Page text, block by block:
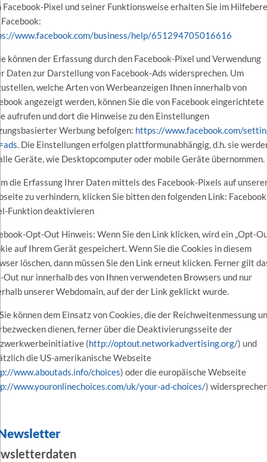
Facebook-Pixel und seiner Funktionsweise erhalten Sie im
www.facebook.com/business/help/651294705016616
können der Erfassung durch den Facebook-Pixel und Verwendung
Daten zur Darstellung von Facebook-Ads widersprechen. Um
welche Arten von Werbeanzeigen Ihnen innerhalb von
angezeigt werden, können Sie die von Facebook eingerichtete
aufrufen und dort die Hinweise zu den Einstellungen
Werbung befolgen: https://www.facebook.com/
. Die Einstellungen erfolgen plattformunabhängig, d.h. sie
Geräte, wie Desktopcomputer oder mobile Geräte übernommen.
die Erfassung Ihrer Daten mittels des Facebook-Pixels auf
zu verhindern, klicken Sie bitten den folgenden Link:
Funktion deaktivieren
Opt-Out Hinweis: Wenn Sie den Link klicken, wird ein „Opt-
auf Ihrem Gerät gespeichert. Wenn Sie die Cookies in diesem
löschen, dann müssen Sie den Link erneut klicken. Ferner gilt
Out nur innerhalb des von Ihnen verwendeten Browsers und nur
unserer Webdomain, auf der der Link geklickt wurde.
können dem Einsatz von Cookies, die der Reichweitenmessung
dienen, ferner über die Deaktivierungsseite der
(http://optout.networkadvertising.org/) und
die US-amerikanische Webseite
www.aboutads.info/choices) oder die europäische Webseite
www.youronlinechoices.com/uk/your-ad-choices/)